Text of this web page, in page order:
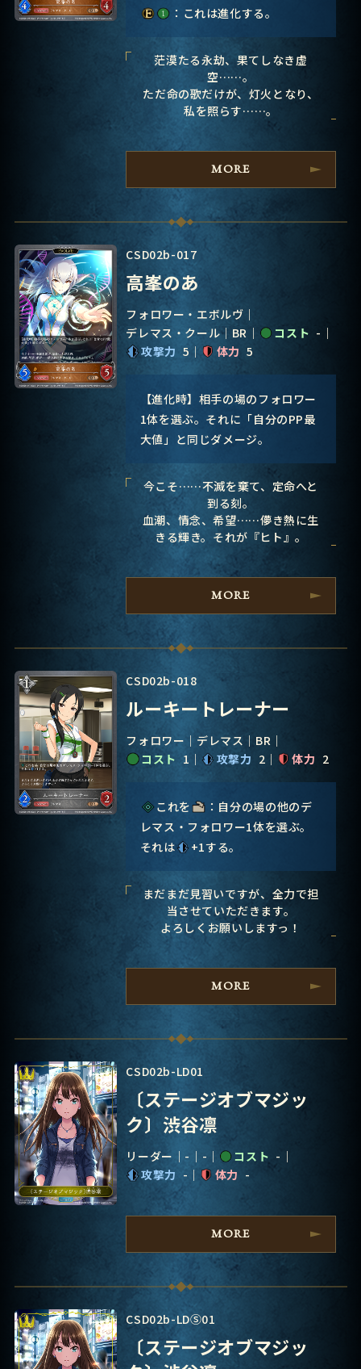
：これは進化する。
茫漠たる永劫、果てしなき虚
空……。
ただ命の歌だけが、灯火となり、
私を照らす……。
MORE
CSD02b-017
高峯のあ
フォロワー・エボルヴ
デレマス・クール
BR コスト -
攻撃力 5 体力 5
【進化時】相手の場のフォロワー
1体を選ぶ。それに「自分のPP最
大値」と同じダメージ。
今こそ……不滅を棄て、定命へと
到る刻。
血潮、情念、希望……儚き熱に生
きる輝き。それが『ヒト』。
MORE
CSD02b-018
ルーキートレーナー
フォロワー デレマス
BR
コスト 1 攻撃力 2 体力 2
これを
：自分の場の他のデ
レマス・フォロワー1体を選ぶ。
それは
+1する。
まだまだ見習いですが、全力で担
当させていただきます。
よろしくお願いしますっ！
MORE
CSD02b-LD01
〔ステージオブマジッ
ク〕渋谷凛
リーダー - - コスト -
攻撃力 - 体力 -
MORE
CSD02b-LDⓈ01
〔ステージオブマジッ